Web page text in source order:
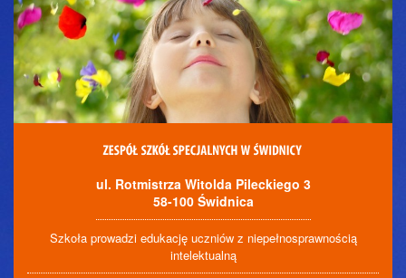
ul. Rotmistrza Witolda Pileckiego 3
58-100 Świdnica
Szkoła prowadzi edukację uczniów z niepełnosprawnością
intelektualną